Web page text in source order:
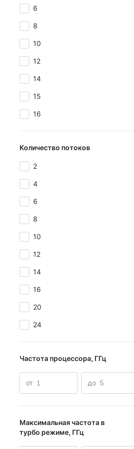
6
8
10
12
14
15
16
Количество потоков
2
4
6
8
10
12
14
16
20
24
Частота процессора, ГГц
от до
Максимальная частота в
турбо режиме, ГГц